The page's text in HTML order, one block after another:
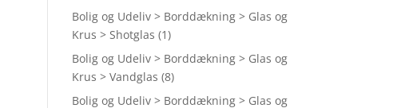
Bolig og Udeliv > Borddækning > Glas og
Krus > Shotglas (1)
Bolig og Udeliv > Borddækning > Glas og
Krus > Vandglas (8)
Bolig og Udeliv > Borddækning > Glas og